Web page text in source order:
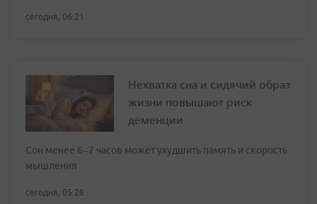
сегодня, 06:21
Нехватка сна и сидячий образ
жизни повышают риск
деменции
Сон менее 6–7 часов может ухудшить память и скорость
мышления
сегодня, 05:28